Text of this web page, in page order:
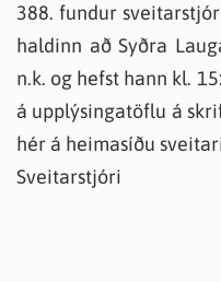
388. fundur
haldinn að Syðra
n.k. og hefst hann kl.
á upplýsingatöflu á
hér á heimasíðu
Sveitarstjóri